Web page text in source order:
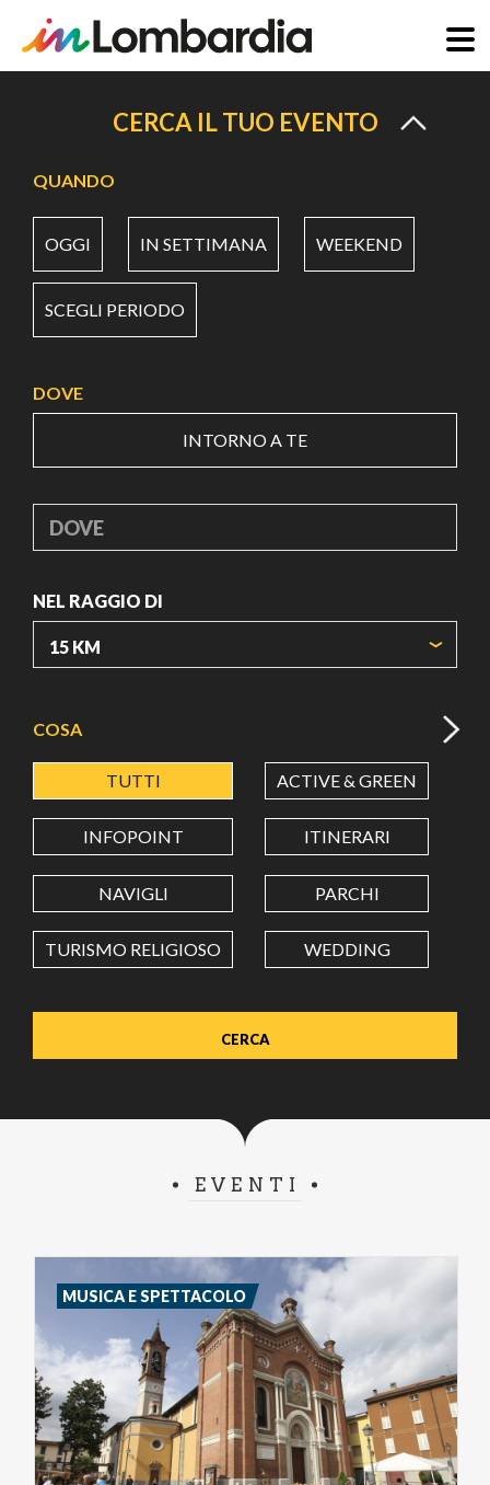
principale
CERCA IL TUO EVENTO
QUANDO
OGGI IN SETTIMANA WEEKEND
SCEGLI PERIODO
DOVE
INTORNO A TE
DOVE
NEL RAGGIO DI
LATITUDINE
LONGITUDINE
Value in decimal degrees. Use dot (.) as decimal separator.
COSA
TUTTI ACTIVE & GREEN
INFOPOINT ITINERARI
NAVIGLI PARCHI
TURISMO RELIGIOSO WEDDING
EVENTI
MUSICA E SPETTACOLO